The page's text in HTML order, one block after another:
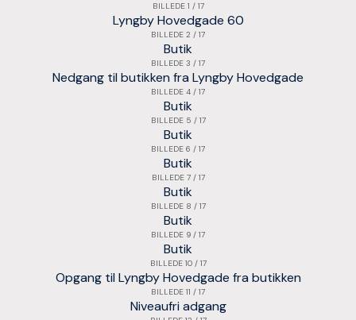
BILLEDE 1 / 17
Lyngby Hovedgade 60
BILLEDE 2 / 17
Butik
BILLEDE 3 / 17
Nedgang til butikken fra Lyngby Hovedgade
BILLEDE 4 / 17
Butik
BILLEDE 5 / 17
Butik
BILLEDE 6 / 17
Butik
BILLEDE 7 / 17
Butik
BILLEDE 8 / 17
Butik
BILLEDE 9 / 17
Butik
BILLEDE 10 / 17
Opgang til Lyngby Hovedgade fra butikken
BILLEDE 11 / 17
Niveaufri adgang